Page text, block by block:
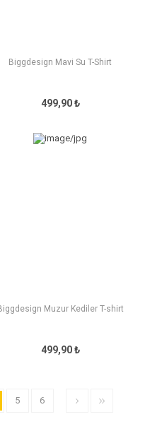
Biggdesign Mavi Su T-Shirt
499,90 ₺
Muzur Kediler T-shirt
499,90 ₺
5 6